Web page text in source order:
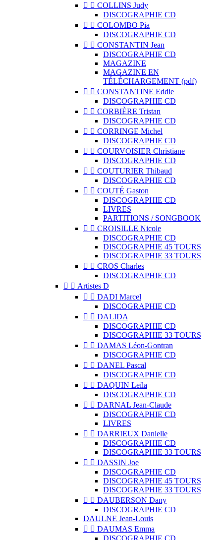
  COLLINS Judy
DISCOGRAPHIE CD
  COLOMBO Pia
DISCOGRAPHIE CD
  CONSTANTIN Jean
DISCOGRAPHIE CD
MAGAZINE
MAGAZINE EN
TÉLÉCHARGEMENT (pdf)
  CONSTANTINE Eddie
DISCOGRAPHIE CD
  CORBIÈRE Tristan
DISCOGRAPHIE CD
  CORRINGE Michel
DISCOGRAPHIE CD
  COURVOISIER Christiane
DISCOGRAPHIE CD
  COUTURIER Thibaud
DISCOGRAPHIE CD
  COUTÉ Gaston
DISCOGRAPHIE CD
LIVRES
PARTITIONS / SONGBOOK
  CROISILLE Nicole
DISCOGRAPHIE CD
DISCOGRAPHIE 45 TOURS
DISCOGRAPHIE 33 TOURS
  CROS Charles
DISCOGRAPHIE CD
  Artistes D
  DADI Marcel
DISCOGRAPHIE CD
  DALIDA
DISCOGRAPHIE CD
DISCOGRAPHIE 33 TOURS
  DAMAS Léon-Gontran
DISCOGRAPHIE CD
  DANEL Pascal
DISCOGRAPHIE CD
  DAQUIN Leïla
DISCOGRAPHIE CD
  DARNAL Jean-Claude
DISCOGRAPHIE CD
LIVRES
  DARRIEUX Danielle
DISCOGRAPHIE CD
DISCOGRAPHIE 33 TOURS
  DASSIN Joe
DISCOGRAPHIE CD
DISCOGRAPHIE 45 TOURS
DISCOGRAPHIE 33 TOURS
  DAUBERSON Dany
DISCOGRAPHIE CD
DAULNE Jean-Louis
  DAUMAS Emma
DISCOGRAPHIE CD